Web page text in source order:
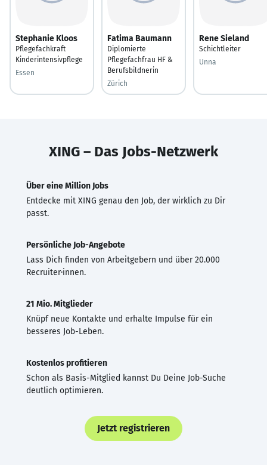
Stephanie Kloos
Pflegefachkraft
Kinderintensivpflege
Essen
Fatima Baumann
Diplomierte
Pflegefachfrau HF &
Berufsbildnerin
Zürich
Rene Sieland
Schichtleiter
Unna
XING – Das Jobs-Netzwerk
Über eine Million Jobs
Entdecke mit XING genau den Job, der wirklich zu Dir
passt.
Persönliche Job-Angebote
Lass Dich finden von Arbeitgebern und über 20.000
Recruiter·innen.
21 Mio. Mitglieder
Knüpf neue Kontakte und erhalte Impulse für ein
besseres Job-Leben.
Kostenlos profitieren
Schon als Basis-Mitglied kannst Du Deine Job-Suche
deutlich optimieren.
Jetzt registrieren